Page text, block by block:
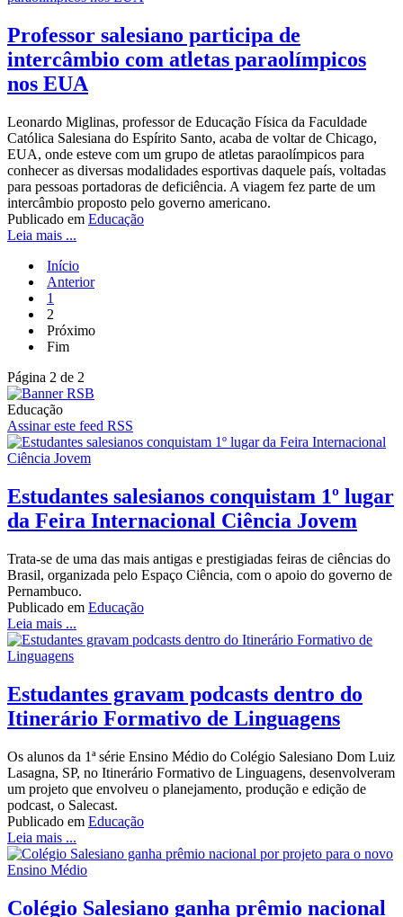
Professor salesiano participa de
intercâmbio com atletas paraolímpicos
nos EUA
Leonardo Miglinas, professor de Educação Física da Faculdade
Católica Salesiana do Espírito Santo, acaba de voltar de Chicago,
EUA, onde esteve com um grupo de atletas paraolímpicos para
conhecer as diversas modalidades esportivas daquele país, voltadas
para pessoas portadoras de deficiência. A viagem fez parte de um
intercâmbio proposto pelo governo americano.
Publicado em Educação
Leia mais ...
Início
Anterior
1
2
Próximo
Fim
Página 2 de 2
Educação
Assinar este feed RSS
Estudantes salesianos conquistam 1º lugar
da Feira Internacional Ciência Jovem
Trata-se de uma das mais antigas e prestigiadas feiras de ciências do
Brasil, organizada pelo Espaço Ciência, com o apoio do governo de
Pernambuco.
Publicado em Educação
Leia mais ...
Estudantes gravam podcasts dentro do
Itinerário Formativo de Linguagens
Os alunos da 1ª série Ensino Médio do Colégio Salesiano Dom Luiz
Lasagna, SP, no Itinerário Formativo de Linguagens, desenvolveram
um projeto que envolveu o planejamento, produção e edição de
podcast, o Salecast.
Publicado em Educação
Leia mais ...
Colégio Salesiano ganha prêmio nacional